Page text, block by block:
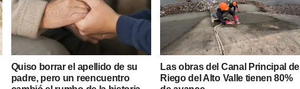
Quiso borrar el apellido de su
padre, pero un reencuentro
Las obras del Canal Principal de
Riego del Alto Valle tienen 80%